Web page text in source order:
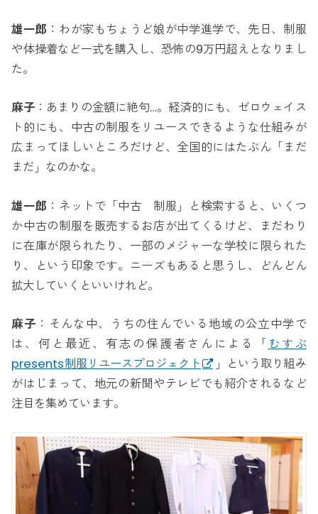
雄一郎 ：わが家もちょうど娘が中学進学で、先日、制服
や体操着など一式を購入し、恐怖の9万円超えとなりまし
た。
麻子：あまりの金額に絶句…。経済的にも、ゼロウェイス
ト的にも、中古の制服をリユースできるような仕組みが
広まってほしいところだけど、全国的にはたぶん「まだ
まだ」なのかな。
雄一郎 ：ネットで「中古 制服」と検索すると、いくつ
か中古の制服を販売するお店が出てくるけど、まだわり
に在庫が限られたり、一部のメジャーな学校に限られた
り、という印象です。ニーズもあると思うし、どんどん
拡大していくといいけれど。
麻子 ：そんな中、うちの住んでいる地域の公立中学で
は、何と最近、有志の保護者さんによる「 むすぶ
presents制服リユースプロジェクト
」という取り組み
がはじまって、地元の新聞やテレビでも紹介されるなど
注目を集めています。